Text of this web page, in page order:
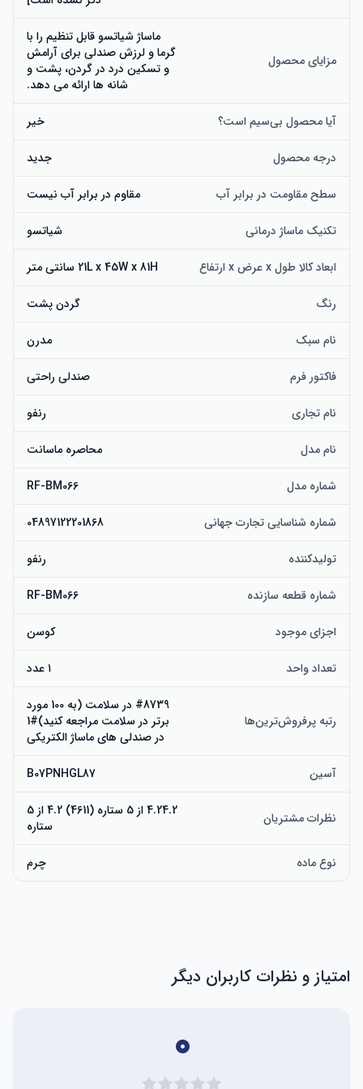
مزایای محصول
ماساژ شیاتسو قابل تنظیم را با
گرما و لرزش صندلی برای آرامش
و تسکین درد در گردن، پشت و
شانه ها ارائه می دهد.
آیا محصول بی‌سیم است؟ خیر
درجه محصول جدید
سطح مقاومت در برابر آب مقاوم در برابر آب نیست
تکنیک ماساژ درمانی شیاتسو
ابعاد کالا طول x عرض x ارتفاع 21L x 45W x 81H سانتی متر
رنگ گردن پشت
نام سبک مدرن
فاکتور فرم صندلی راحتی
نام تجاری رنفو
نام مدل محاصره ماسانت
شماره مدل RF-BM066
شماره شناسایی تجارت جهانی 04897122201868
تولیدکننده رنفو
شماره قطعه سازنده RF-BM066
اجزای موجود کوسن
تعداد واحد ۱ عدد
رتبه پرفروش‌ترین‌ها
#8739 در سلامت (به 100 مورد
برتر در سلامت مراجعه کنید)#1
در صندلی های ماساژ الکتریکی
آسین B07PNHGL87
نظرات مشتریان
4.24.2 از 5 ستاره (4611) 4.2 از 5
ستاره
نوع ماده چرم
امتیاز و نظرات کاربران دیگر
۰